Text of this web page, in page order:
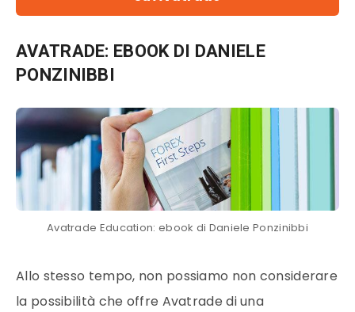
AVATRADE: EBOOK DI DANIELE
PONZINIBBI
Avatrade Education: ebook di Daniele Ponzinibbi
Allo stesso tempo, non possiamo non considerare
la possibilità che offre Avatrade di una